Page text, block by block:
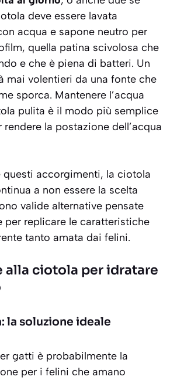
deve essere lavata
acqua e sapone neutro per
quella patina scivolosa che
e che è piena di batteri. Un
mai volentieri da una fonte che
sporca. Mantenere l’acqua
pulita è il modo più semplice
la postazione dell’acqua
questi accorgimenti, la ciotola
a non essere la scelta
valide alternative pensate
per replicare le caratteristiche
tanto amata dai felini.
alla ciotola per idratare
la soluzione ideale
gatti è probabilmente la
per i felini che amano